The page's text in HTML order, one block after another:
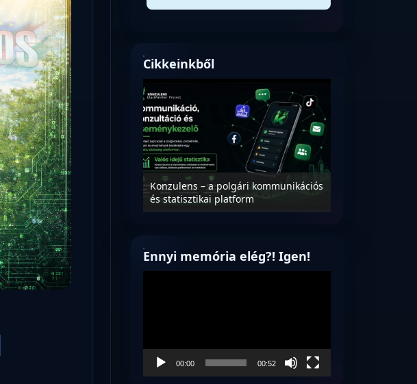
Cikkeinkből
odaadta a kulcsokat a
hogy visszafejthessék
Konzulens – a polgári kommunikációs
és statisztikai platform
Ennyi memória elég?! Igen!
00:00 00:52